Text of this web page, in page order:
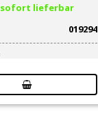
lieferbar
019294